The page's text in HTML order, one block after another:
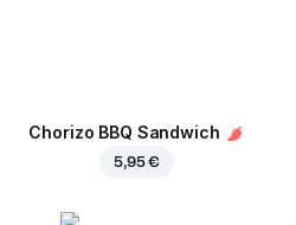
Chorizo BBQ Sandwich
5,95 €